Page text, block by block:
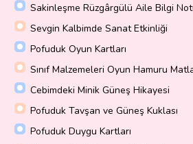
Sakinleşme Rüzgârgülü Aile Bilgi
Sevgin Kalbimde Sanat Etkinliği
Pofuduk Oyun Kartları
Sınıf Malzemeleri Oyun Hamuru
Cebimdeki Minik Güneş Hikayesi
Pofuduk Tavşan ve Güneş Kuklası
Pofuduk Duygu Kartları